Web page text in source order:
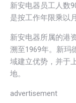
新安电器员工人数
是按工作年限乘以
新安电器所属的港
溯至1969年。新玛
域建立优势，并于
地。
advertisement